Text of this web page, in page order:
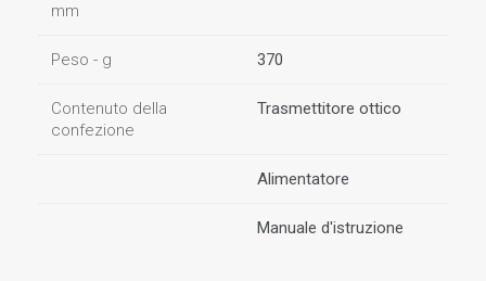
mm
Peso - g 370
Contenuto della
confezione
Trasmettitore ottico
Alimentatore
Manuale d'istruzione